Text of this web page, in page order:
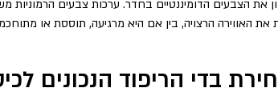
את הצבעים הדומיננטיים בחדר. ערכות צבעים
האווירה הרצויה, בין אם היא מרגיעה, תוססת או
בדי הריפוד הנכונים